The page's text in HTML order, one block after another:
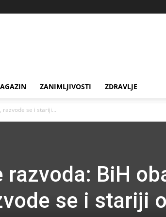
ZANIMLJIVOSTI ZDRAVLJE
se i stariji...
BiH
se i stariji